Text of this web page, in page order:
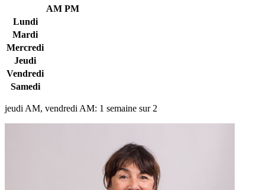
AM PM
Lundi
Mardi
Mercredi
Jeudi
Vendredi
Samedi
jeudi AM, vendredi AM: 1 semaine sur 2